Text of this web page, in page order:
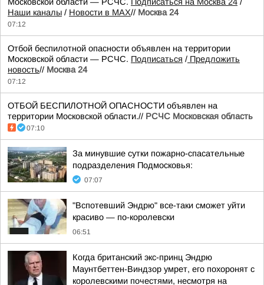
Наши каналы / Новости в MAX// Москва 24
07:12
Отбой беспилотной опасности объявлен на территории
Московской области — РСЧС. Подписаться / Предложить
новость// Москва 24
07:12
ОТБОЙ БЕСПИЛОТНОЙ ОПАСНОСТИ объявлен на
территории Московской области.// РСЧС Московская область
07:10
За минувшие сутки пожарно-спасательные
подразделения Подмосковья:
07:07
"Вспотевший Эндрю" все-таки сможет уйти
красиво — по-королевски
06:51
Когда британский экс-принц Эндрю
Маунтбеттен-Виндзор умрет, его похоронят с
королевскими почестями, несмотря на